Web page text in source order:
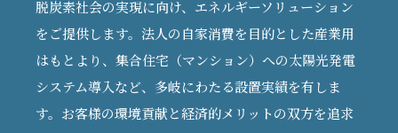
脱炭素社会の実現に向け、エネルギーソリューション
をご提供します。法人の自家消費を目的とした産業用
はもとより、集合住宅（マンション）への太陽光発電
システム導入など、多岐にわたる設置実績を有しま
す。お客様の環境貢献と経済的メリットの双方を追求